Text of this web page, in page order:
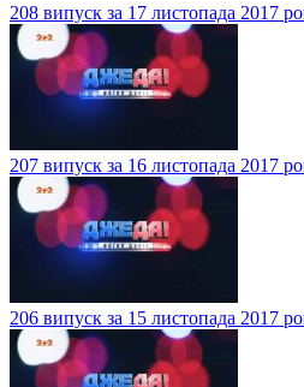
208 випуск за 17 листопада 2017
207 випуск за 16 листопада 2017
206 випуск за 15 листопада 2017